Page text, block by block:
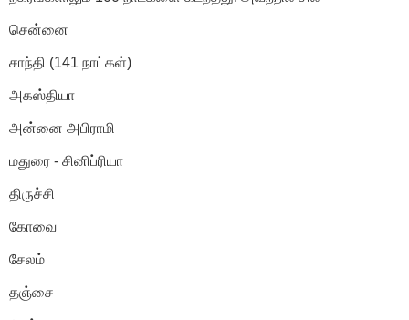
சென்னை
சாந்தி (141 நாட்கள்)
அகஸ்தியா
அன்னை அபிராமி
மதுரை - சினிப்ரியா
திருச்சி
கோவை
சேலம்
தஞ்சை